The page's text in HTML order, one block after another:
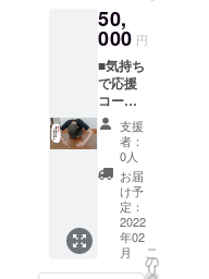
す。 〇
支援者
さまご
本人へ
＜レト
ルトカ
レー完
成後に
お届け
＞ ・レ
トルト
カレー1
食分
（海苔
をお届
けしま
す。
オー
ダー時
にpass
券をご
提示く
ださ
い。 ＜
レトル
トカ
レー完
成後に
お届け
（任
意）に
ookの登
録氏名
（フル
ネー
ム）」
をご記
載くだ
さい
（非公
開グ
ループ
への招
常時用
のス
トック
にも最
適で
す。 さ
らに、
今なら
昼飯屋
カレー
の名脇
役「昼
飯屋特
製ビネ
ガー」
人しん
ちゃん
から、
親子で
楽しく
料理を
教わろ
う！料
理教室
への参
加と、
子ども
向け料
理道具
をご提
50,
000 円
■気持ち
で応援
コース
＜レト
ルトカ
レー完
成後に
お届け
＞ ・レ
トルト
カレー2
食分
（海苔
支援
者：
0人
お届
け予
定：
2022
年02
月
こ
の
リ